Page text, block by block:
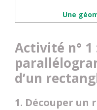
Une
Activité n°
d’un
1. Découper un